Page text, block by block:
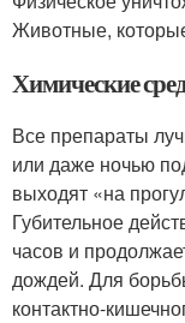
Животные,
Химические
Все препараты
или даже ночью
выходят «на
Губительное
часов и
дождей. Для
контактно-